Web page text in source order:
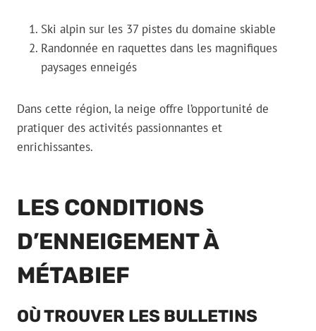
Ski alpin sur les 37 pistes du domaine skiable
Randonnée en raquettes dans les magnifiques
paysages enneigés
Dans cette région, la neige offre l’opportunité de
pratiquer des activités passionnantes et
enrichissantes.
LES CONDITIONS
D’ENNEIGEMENT À
MÉTABIEF
OÙ TROUVER LES BULLETINS